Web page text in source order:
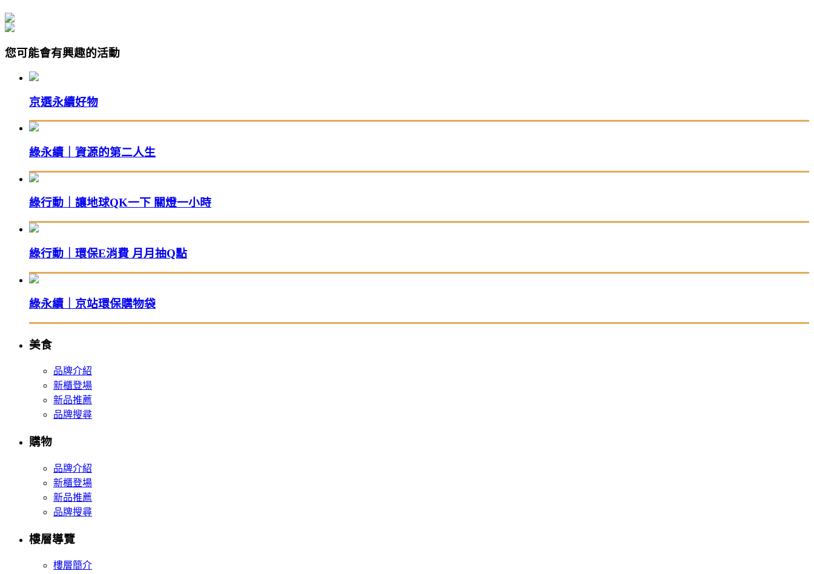
您可能會有興趣的活動
京選永續好物
綠永續｜資源的第二人生
綠行動｜讓地球QK一下 關燈一小時
綠行動｜環保E消費 月月抽Q點
綠永續｜京站環保購物袋
美食
品牌介紹
新櫃登場
新品推薦
品牌搜尋
購物
品牌介紹
新櫃登場
新品推薦
品牌搜尋
樓層導覽
樓層簡介